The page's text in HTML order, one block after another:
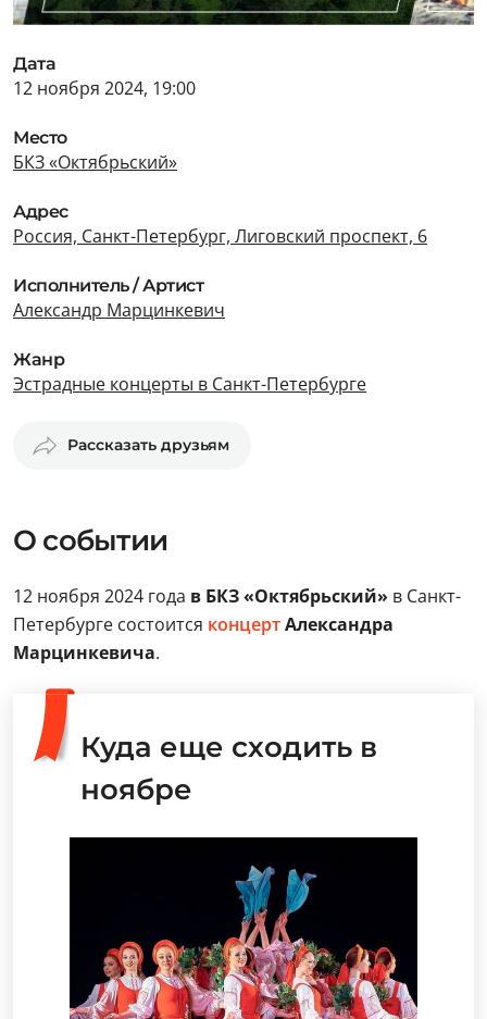
Дата
12 ноября 2024, 19:00
Место
БКЗ «Октябрьский»
Адрес
Россия, Санкт-Петербург, Лиговский проспект, 6
Исполнитель / Артист
Александр Марцинкевич
Жанр
Эстрадные концерты в Санкт-Петербурге
Рассказать друзьям
О событии
12 ноября 2024 года в БКЗ «Октябрьский» в Санкт-
Петербурге состоится концертАлександра
Марцинкевича.
Куда еще сходить в
ноябре